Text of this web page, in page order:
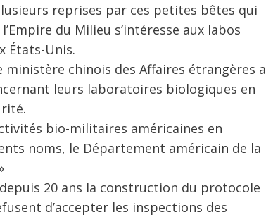
reprises par ces petites bêtes qui
du Milieu s’intéresse aux labos
États-Unis.
ministère chinois des Affaires étrangères a
leurs laboratoires biologiques en
bio-militaires américaines en
noms, le Département américain de la
20 ans la construction du protocole
d’accepter les inspections des